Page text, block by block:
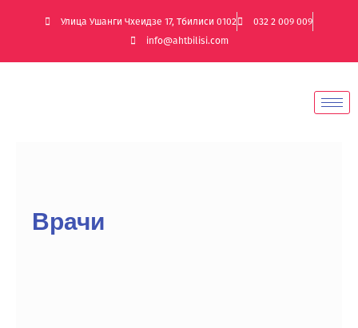
Улица Ушанги Чхеидзе 17, Тбилиси 0102
032 2 009 009
info@ahtbilisi.com
Врачи